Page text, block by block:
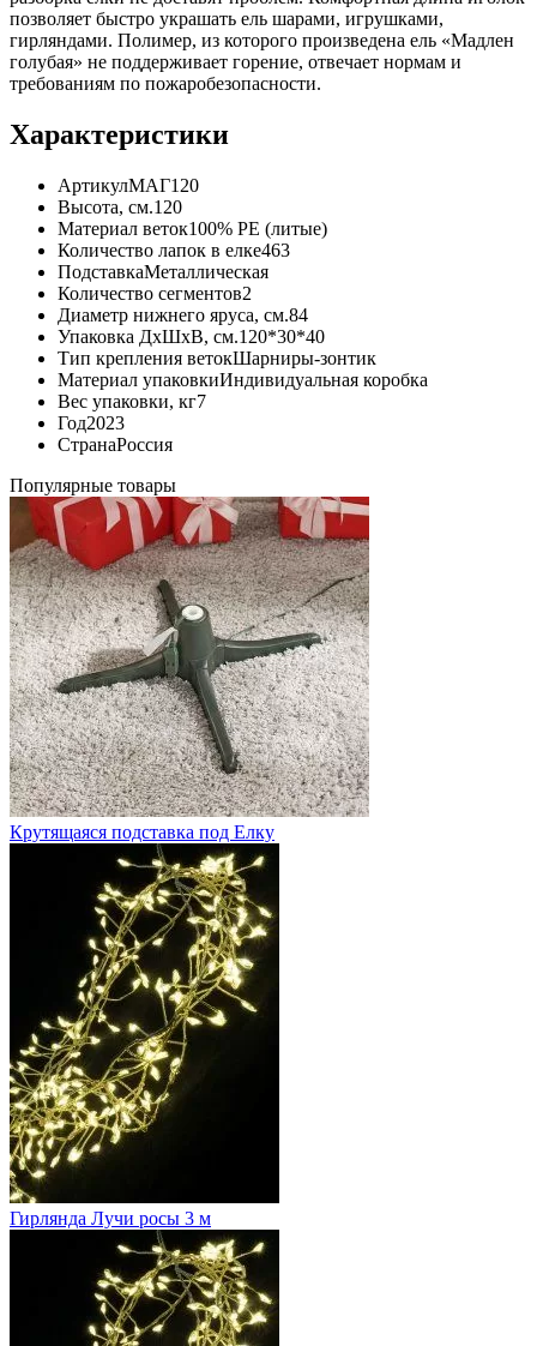
позволяет быстро украшать ель шарами, игрушками,
гирляндами. Полимер, из которого произведена ель «Мадлен
голубая» не поддерживает горение, отвечает нормам и
требованиям по пожаробезопасности.
Характеристики
АртикулМАГ120
Высота, см.120
Материал веток100% РЕ (литые)
Количество лапок в елке463
ПодставкаМеталлическая
Количество сегментов2
Диаметр нижнего яруса, см.84
Упаковка ДхШхВ, см.120*30*40
Тип крепления ветокШарниры-зонтик
Материал упаковкиИндивидуальная коробка
Вес упаковки, кг7
Год2023
СтранаРоссия
Популярные товары
Крутящаяся подставка под Елку
Гирлянда Лучи росы 3 м